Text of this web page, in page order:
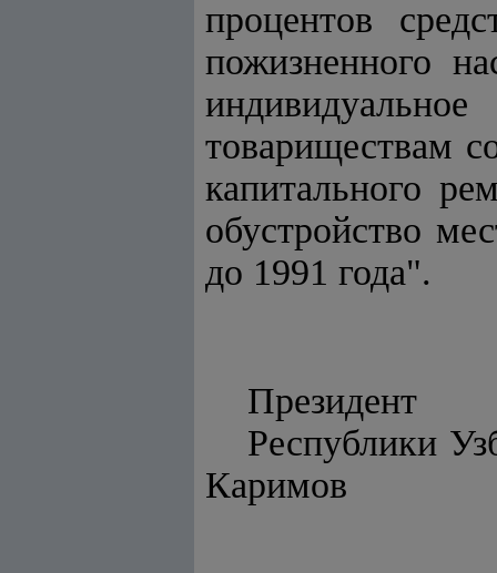
процентов
пожизненного
товариществам
капитального
обустройство
до 1991 года".
Президент
Каримов